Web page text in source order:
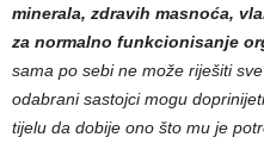
minerala, zdravih masnoća,
za normalno funkcionisanje
sama po sebi ne može riješiti
odabrani sastojci mogu
tijelu da dobije ono što mu je